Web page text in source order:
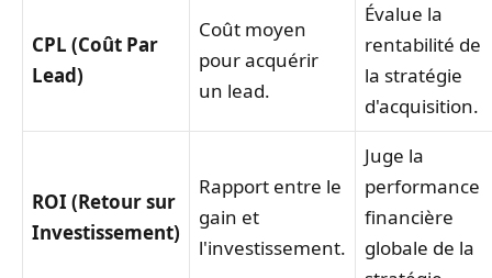
CPL (Coût Par
Lead)
Coût moyen
pour acquérir
un lead.
Évalue la
rentabilité de
la stratégie
d'acquisition.
ROI (Retour sur
Investissement)
Rapport entre le
gain et
l'investissement.
Juge la
performance
financière
globale de la